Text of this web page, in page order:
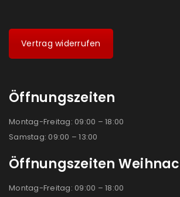
Vertrag widerrufen
Öffnungszeiten
Montag-Freitag: 09:00 – 18:00
Samstag: 09:00 – 13:00
Öffnungszeiten
Montag-Freitag: 09:00 – 18:00